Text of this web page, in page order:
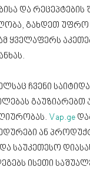
და რეცეპტების
გახდეთ
ყველაფერს
ჩვენი
Vap.ge
ან
საუკეთესო
ისეთი